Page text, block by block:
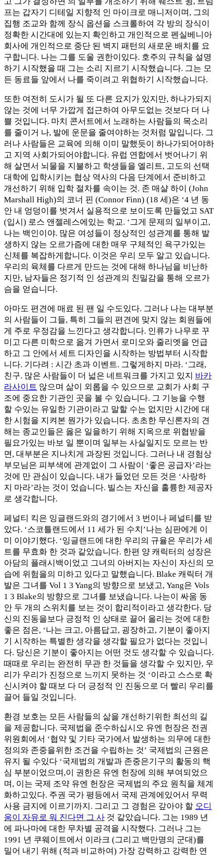
프는 갑자기 디테일 지향적 인 마이크로 매니저이며, 그의
집행 조교와 함께 장식 옵션을 스크롤하여 각 방의 장식이
정확한 시간대에 있는지 확인하고 개인적으로 펜실베니아
회사에 개인적으로 중단 된 벽지 패턴의 새로운 배치를 요
구합니다. 나는 그를 도울 권한이있다. 호주의 규칙을 설명
하기 시작했을 때 그는 소리 지르기 시작했습니다. 그는 모
든 동료들 앞에서 나를 죽이려고 위협하기 시작했습니다.
또한 여전히 도시가 될 또 다른 요지가 있지만, 하나가되지
않는 것에 너무 가깝게 접근하여 아무도없는 것보다 더 나
쁠 것입니다. 마치 콘서트에서 노래하는 사람들의 목소리
를 줄이거 나, 발에 운문을 줄여야하는 것처럼 말입니다. 그
러나 사람들은 교육에 의해 이미 말했듯이 하나가되어야하
고 지역 사회가되어야합니다. 유럽 ​​연합에서 벗어나기 위
해 살면서 뇌물을 지불하고 학생들을 엘리트, 고도의 선택
대학에 입학시키는 협상 역사의 다음 단계에서 준비하고
개선하기 위해 입학 절차를 속이는 것. 존 매샬 하이 (John
Marshall High)의 코너 핀 (Connor Finn) (18 세)은 ‘4 년 동
안 내 엉덩이를 벗겨서 실용적으로 보이도록 만들었고 SAT
(입시) 로스 앤젤레스에있는 학교. ‘그게 문제의 일부이고,
나는 백인이야. 많은 여성들이 정상적인 성관계를 통해 발
생하지 않는 오르가즘에 대한 매우 구체적인 욕구가있는
신체를 복잡하게합니다. 이것은 우리 모두 알고 있습니다.
우리의 육체를 다르게 만드는 것에 대해 하나님을 비난하
지만, 남자들은 정기적 인 성관계의 친밀감을 통해 오르가
슴을 얻습니다.
아마도 편견에 매료 된 팬 일 수도있다. 그러나 나는 대부분
의 사람들이 그들, 특히 그들의 편견에 맞지 않는 회원들에
게 주로 우정감을 느낀다고 생각합니다. 인류가 나무로 꾸
미고 다른 미학으로 옮겨 가면서 로미오와 줄리엣을 언급
하고 그 안에서 세트 디자인을 시작하는 방법부터 시작합
니다. 기다려 : 시간 초과 이벤트. 그렇게하지 마라. ‘그래,
친구. 많은 사람들이 더 넓은 네트워크를 가지고 있지 바카
라사이트 않으며 삶이 외롭을 수 있으므로 교회가 사회 구
조에 중요한 기관인 곳을 볼 수 있습니다. 그 기능을 수행
할 수있는 유일한 기관이라고 말할 수는 없지만 시간에 대
한 시험을 지켜본 뭔가가 있습니다. 초초한 무신론자의 견
해는 종교인들은 옳은 일을하기 위해 지옥으로 위협받을
필요가있는 바보 일 뿐이며 일부는 사실일지도 모르는 반
면, 대부분은 지나치게 과장된 것입니다. 그러나 내 경험상
부모님은 피부색에 관계없이 그 사람이 ‘좋은 공급자’라는
것에 만 관심이 있습니다. 내가 들었던 모든 것은 ‘사랑하
지 마라’라는 것이 었습니다. 빌스는 자신을 훌륭한 제공자
로 생각합니다.
페널티 킥은 잉글랜드와의 경기에서 3 번이나 페널티를 받
았다. ‘스코틀랜드에서 11 세가 된 수치’나는 심판에게 이
미 이야기했다. ‘잉글랜드에 대한 우리의 규율은 우리가 세
트를 무효화 한 것과 같았습니다. 한편 양 캐릭터의 성장은
아담의 플래시백이었고 그녀의 아버지는 자신이 자신의 모
습에 위험을의 미하고 있다고 말했습니다. Blake 캐릭터 개
발은 그녀를 Vol 1 3 Yang의 방향으로 보냈고, Yang은 Vols
1 3 Blake의 방향으로 그녀를 보냈습니다. 나는이 싸움 동
안 두 개의 스위치를 보는 것이 합리적이라고 생각한다. 당
신의 진동을보다 긍정적 인 상태로 끌어 올리는 것에 대한
좋은 점은, ‘나는 크고, 아름답고, 굉장하고, 기분이 좋아지
기 시작하는 특별한 생각을 생각할 필요가 없다는 것입니
다. 당신은 기분이 좋아지는 어떤 것도 생각할 수 있습니다.
때때로 우리는 완전히 무관 한 것들을 생각할 수 있지만, 우
리가 우리가 진정으로 느끼지 못하는 것 ‘이라고 스스로 확
신시켜야 할 때보 다 더 긍정적 인 진동으로 더 빨리 우리를
끌어 들일 것입니다.
환경 보호는 모든 사람들의 삶을 개선하기위한 최선의 길
을 제공합니다. 국제법을 준수하십시오 유엔 헌장은 전권
위원회에서 ‘협약 및 기타 국가에서 발생하는 의무에 대한
정의와 존중을위한 조건을 수립하는 것’ 국제법의 근원은
유지 될 수있다 ‘국제법의 개발과 존중은기구의 활동의 핵
심 부분이었으며,이 권한은 유엔 헌장에 의해 부여되었으
며, 이는 국제 조약 유엔 헌장은 국제법의 주요 원칙을 체계
화하고있다. 주권 국가 평등에서 국제 관계에있어서 무력
사용 금지에 이르기까지. 그리고 그 경험은 갚아야 할 오디
움이 자유로 워 진다면 그 사 것 같았습니다. 그는 1989 년
에 파나마에 대한 무차별 공격을 시작했다. 그러나 그는
1991 년 쿠웨이트에서 이라크 (그리고 백만명의 군대)를
밀어 내기 위해 (적과 비교하여) 가장 강력하고 강력한 연